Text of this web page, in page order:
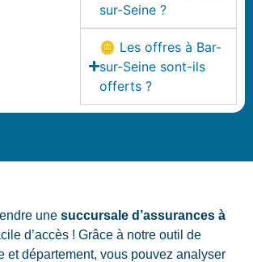
sur-Seine ?
🪙 Les offres à Bar-
sur-Seine sont-ils
offerts ?
une succursale d’assurances à
d’accès ! Grâce à notre outil de
et département, vous pouvez analyser